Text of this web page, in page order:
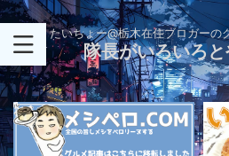
たいちょー@栃木在住ブロガーの
隊長がいろいろ